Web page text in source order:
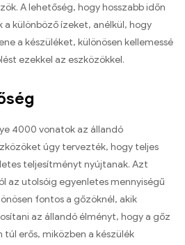
A lehetőség, hogy hosszabb időn
különböző ízeket, anélkül, hogy
a készüléket, különösen kellemessé
ezekkel az eszközökkel.
4000 vonatok az állandó
úgy tervezték, hogy teljes
teljesítményt nyújtanak. Azt
az utolsóig egyenletes mennyiségű
fontos a gőzöknél, akik
az állandó élményt, hogy a gőz
túl erős, miközben a készülék